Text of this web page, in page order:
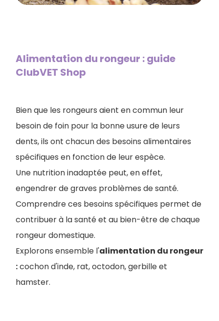
Alimentation du rongeur : guide
ClubVET Shop
Bien que les rongeurs aient en commun leur
besoin de foin pour la bonne usure de leurs
dents, ils ont chacun des besoins alimentaires
spécifiques en fonction de leur espèce.
Une nutrition inadaptée peut, en effet,
engendrer de graves problèmes de santé.
Comprendre ces besoins spécifiques permet de
contribuer à la santé et au bien-être de chaque
rongeur domestique.
Explorons ensemble l'alimentation du rongeur
:cochon d'inde, rat, octodon, gerbille et
hamster.